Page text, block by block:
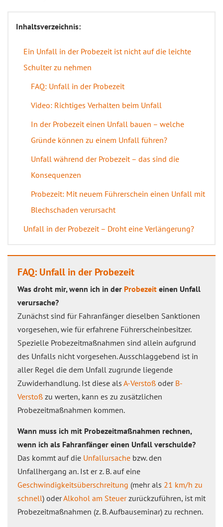
Inhaltsverzeichnis:
Ein Unfall in der Probezeit ist nicht auf die leichte
Schulter zu nehmen
FAQ: Unfall in der Probezeit
Video: Richtiges Verhalten beim Unfall
In der Probezeit einen Unfall bauen – welche
Gründe können zu einem Unfall führen?
Unfall während der Probezeit – das sind die
Konsequenzen
Probezeit: Mit neuem Führerschein einen Unfall mit
Blechschaden verursacht
Unfall in der Probezeit – Droht eine Verlängerung?
FAQ: Unfall in der Probezeit
Was droht mir, wenn ich in der Probezeit einen Unfall
verursache?
Zunächst sind für Fahranfänger dieselben Sanktionen
vorgesehen, wie für erfahrene Führerscheinbesitzer.
Spezielle Probezeitmaßnahmen sind allein aufgrund
des Unfalls nicht vorgesehen. Ausschlaggebend ist in
aller Regel die dem Unfall zugrunde liegende
Zuwiderhandlung. Ist diese als A-Verstoß oder B-
Verstoß zu werten, kann es zu zusätzlichen
Probezeitmaßnahmen kommen.
Wann muss ich mit Probezeitmaßnahmen rechnen,
wenn ich als Fahranfänger einen Unfall verschulde?
Das kommt auf die Unfallursache bzw. den
Unfallhergang an. Ist er z. B. auf eine
Geschwindigkeitsüberschreitung (mehr als 21 km/h zu
schnell) oderAlkohol am Steuerzurückzuführen, ist mit
Probezeitmaßnahmen (z. B. Aufbauseminar) zu rechnen.